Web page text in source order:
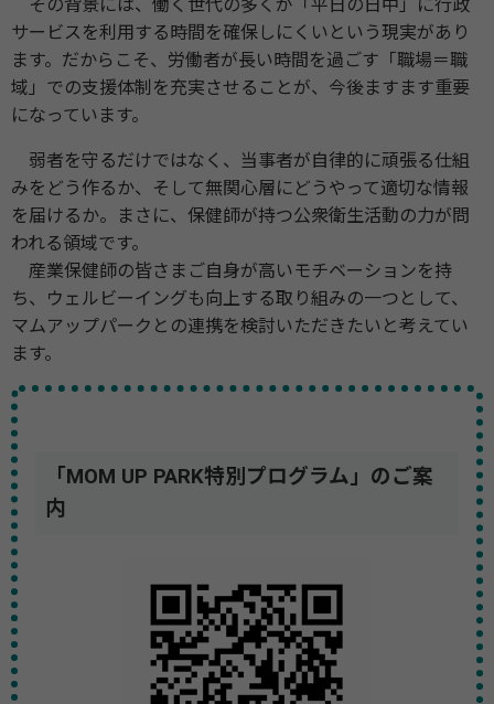
その背景には、働く世代の多くが「平日の日中」に行政
サービスを利用する時間を確保しにくいという現実があり
ます。だからこそ、労働者が長い時間を過ごす「職場＝職
域」での支援体制を充実させることが、今後ますます重要
になっています。
弱者を守るだけではなく、当事者が自律的に頑張る仕組
みをどう作るか、そして無関心層にどうやって適切な情報
を届けるか。まさに、保健師が持つ公衆衛生活動の力が問
われる領域です。
産業保健師の皆さまご自身が高いモチベーションを持
ち、ウェルビーイングも向上する取り組みの一つとして、
マムアップパークとの連携を検討いただきたいと考えてい
ます。
「MOM UP PARK特別プログラム」のご案
内